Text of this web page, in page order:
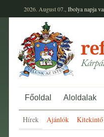
2026. August 07., Ibolyanapja
Főoldal Aloldalak
Hírek Ajánlók Kitekintő